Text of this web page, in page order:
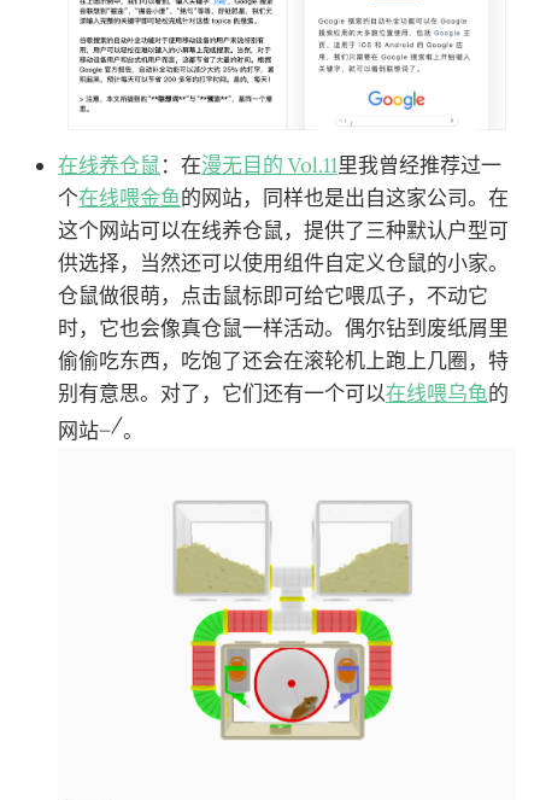
在线养仓鼠：在漫无目的 Vol.11里我曾经推荐过一
个在线喂金鱼的网站，同样也是出自这家公司。在
这个网站可以在线养仓鼠，提供了三种默认户型可
供选择，当然还可以使用组件自定义仓鼠的小家。
仓鼠做很萌，点击鼠标即可给它喂瓜子，不动它
时，它也会像真仓鼠一样活动。偶尔钻到废纸屑里
偷偷吃东西，吃饱了还会在滚轮机上跑上几圈，特
别有意思。对了，它们还有一个可以在线喂乌龟的
网站 _/。